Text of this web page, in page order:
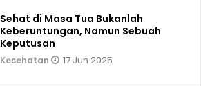
Sehat di Masa Tua Bukanlah
Keberuntungan, Namun Sebuah
Keputusan
Kesehatan 17 Jun 2025